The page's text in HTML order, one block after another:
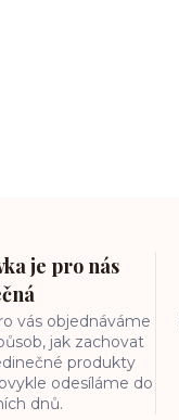
je pro nás
vás objednáváme
jak zachovat
produkty
odesíláme do
dnů.